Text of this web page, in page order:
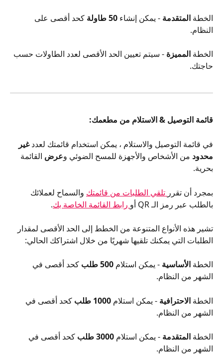
الخطة المتقدمة - يمكن إنشاء 50 طاولة
كحد أقصى على
النظام.
الخطة المميزة - سيتم تعيين الحد الأقصى لعدد الطاولات حسب
حاجتك.
قائمة التوصيل & الاستلام من مطعمك:
في قائمة التوصيل والاستلام ، يمكن استخدام قائمتك لعدد غير
محدود من الأشخاص والأجهزة للمسح الضوئي وعرض القائمة
بحرية.
بمجرد أن تقرر تلقي الطلبات من قائمتك والسماح لعملائك
بالطلب عبر رمز الـ QR أو
رابط القائمة الخاصة بك.
تشير هذه الأنواع المتنوعة من الخطط إلى الحد الأقصى لمقدار
الطلبات التي يمكنك تلقيها شهريًا من خلال اشتراكك الحالي:
الخطة الأساسية - يمكن استلام 500 طلب
كحد أقصى في
الشهر من النظام.
الخطة الاحترافية - يمكن استلام 1000 طلب
كحد أقصى في
الشهر من النظام.
الخطة المتقدمة - يمكن استلام 3000 طلب
كحد أقصى في
الشهر من النظام.